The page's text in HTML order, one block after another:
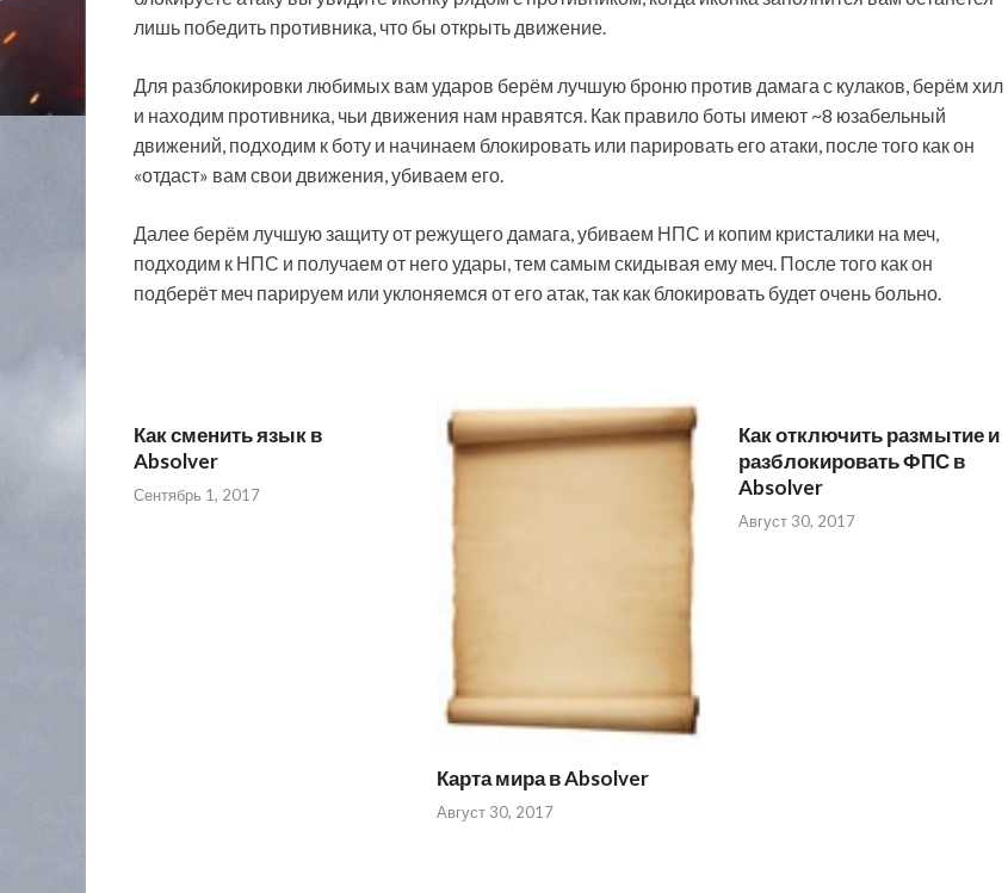
лишь победить противника, что бы открыть движение.
Для разблокировки любимых вам ударов берём лучшую броню против дамага с кулаков, берём хил
и находим противника, чьи движения нам нравятся. Как правило боты имеют ~8 юзабельный
движений, подходим к боту и начинаем блокировать или парировать его атаки, после того как он
«отдаст» вам свои движения, убиваем его.
Далее берём лучшую защиту от режущего дамага, убиваем НПС и копим кристалики на меч,
подходим к НПС и получаем от него удары, тем самым скидывая ему меч. После того как он
подберёт меч парируем или уклоняемся от его атак, так как блокировать будет очень больно.
Как сменить язык в
Absolver
Сентябрь 1, 2017
Карта мира в Absolver
Август 30, 2017
Как отключить размытие и
разблокировать ФПС в
Absolver
Август 30, 2017